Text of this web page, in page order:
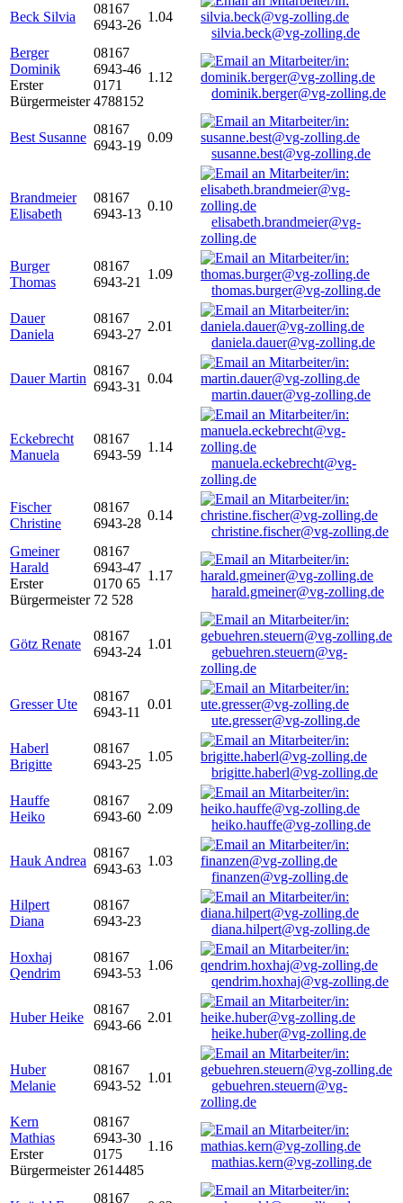
Beck Silvia
08167
6943-26
1.04
silvia.beck@vg-zolling.de
Berger
Dominik
Erster
Bürgermeister
08167
6943-46
0171
4788152
1.12
dominik.berger@vg-zolling.de
Best Susanne
08167
6943-19
0.09
susanne.best@vg-zolling.de
Brandmeier
Elisabeth
08167
6943-13
0.10
elisabeth.brandmeier@vg-
zolling.de
Burger
Thomas
08167
6943-21
1.09
thomas.burger@vg-zolling.de
Dauer
Daniela
08167
6943-27
2.01
daniela.dauer@vg-zolling.de
Dauer Martin
08167
6943-31
0.04
martin.dauer@vg-zolling.de
Eckebrecht
Manuela
08167
6943-59
1.14
manuela.eckebrecht@vg-
zolling.de
Fischer
Christine
08167
6943-28
0.14
christine.fischer@vg-zolling.de
Gmeiner
Harald
Erster
Bürgermeister
08167
6943-47
0170 65
72 528
1.17
harald.gmeiner@vg-zolling.de
Götz Renate
08167
6943-24
1.01
gebuehren.steuern@vg-
zolling.de
Gresser Ute
08167
6943-11
0.01
ute.gresser@vg-zolling.de
Haberl
Brigitte
08167
6943-25
1.05
brigitte.haberl@vg-zolling.de
Hauffe
Heiko
08167
6943-60
2.09
heiko.hauffe@vg-zolling.de
Hauk Andrea
08167
6943-63
1.03
finanzen@vg-zolling.de
Hilpert
Diana
08167
6943-23
diana.hilpert@vg-zolling.de
Hoxhaj
Qendrim
08167
6943-53
1.06
qendrim.hoxhaj@vg-zolling.de
Huber Heike
08167
6943-66
2.01
heike.huber@vg-zolling.de
Huber
Melanie
08167
6943-52
1.01
gebuehren.steuern@vg-
zolling.de
Kern
Mathias
Erster
Bürgermeister
08167
6943-30
0175
2614485
1.16
mathias.kern@vg-zolling.de
08167